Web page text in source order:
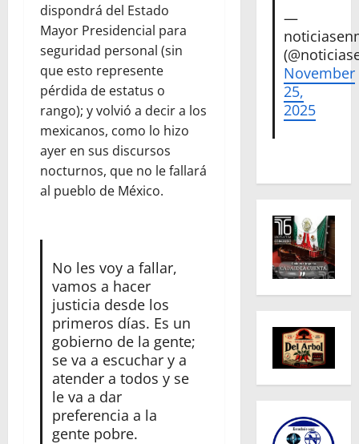
dispondrá del Estado
Mayor Presidencial para
seguridad personal (sin
que esto represente
pérdida de estatus o
rango); y volvió a decir a los
mexicanos, como lo hizo
ayer en sus discursos
nocturnos, que no le fallará
al pueblo de México.
No les voy a fallar,
vamos a hacer
justicia desde los
primeros días. Es un
gobierno de la gente;
se va a escuchar y a
atender a todos y se
le va a dar
preferencia a la
gente pobre.
—
November
25,
2025